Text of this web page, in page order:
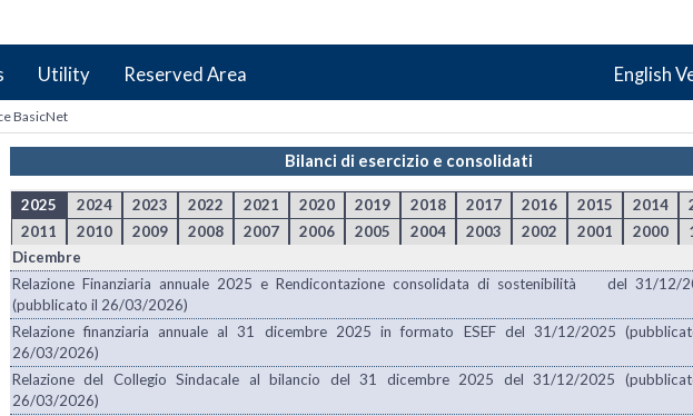
Utility Reserved Area English
BasicNet
Bilanci di esercizio e consolidati
2025 2024 2023 2022 2021 2020 2019 2018 2017 2016 2015 2014
2011
2010 2009 2008 2007 2006 2005 2004 2003 2002 2001 2000
Dicembre
Relazione Finanziaria annuale 2025 e Rendicontazione consolidata di sostenibilità del 31/12/
(pubblicato il 26/03/2026)
Relazione finanziaria annuale al 31 dicembre 2025 in formato ESEF del 31/12/2025
26/03/2026)
Relazione del Collegio Sindacale al bilancio del 31 dicembre 2025 del 31/12/2025
26/03/2026)